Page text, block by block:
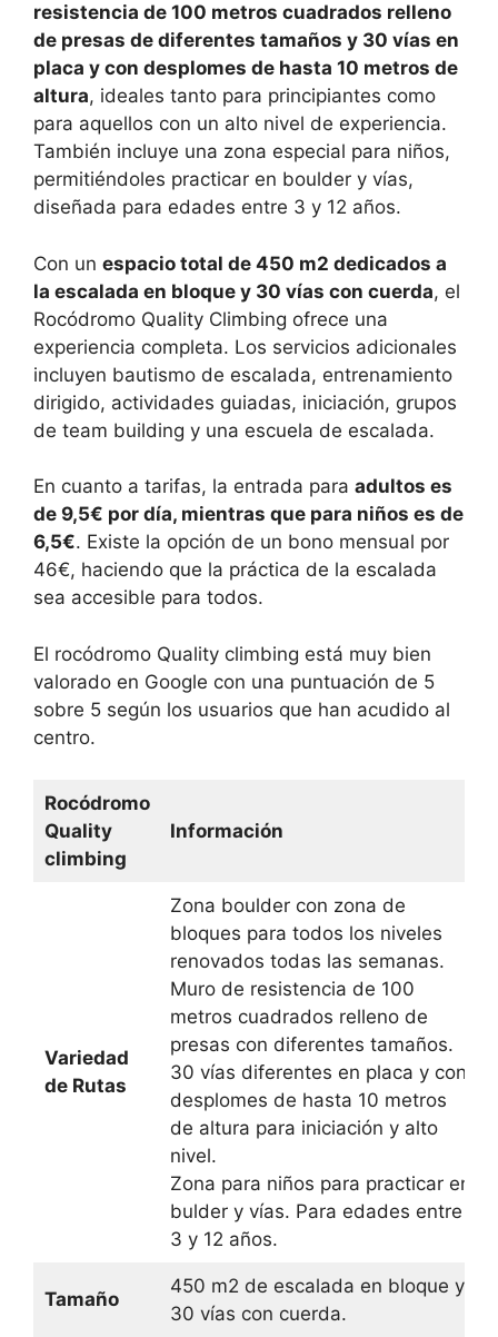
resistencia de 100 metros cuadrados relleno
de presas de diferentes tamaños y 30 vías en
placa y con desplomes de hasta 10 metros de
altura, ideales tanto para principiantes como
para aquellos con un alto nivel de experiencia.
También incluye una zona especial para niños,
permitiéndoles practicar en boulder y vías,
diseñada para edades entre 3 y 12 años.
Con un espacio total de 450 m2 dedicados a
la escalada en bloque y 30 vías con cuerda, el
Rocódromo Quality Climbing ofrece una
experiencia completa. Los servicios adicionales
incluyen bautismo de escalada, entrenamiento
dirigido, actividades guiadas, iniciación, grupos
de team building y una escuela de escalada.
En cuanto a tarifas, la entrada para adultos es
de 9,5€ por día, mientras que para niños es de
6,5€. Existe la opción de un bono mensual por
46€, haciendo que la práctica de la escalada
sea accesible para todos.
El rocódromo Quality climbing está muy bien
valorado en Google con una puntuación de 5
sobre 5 según los usuarios que han acudido al
centro.
Rocódromo
Quality
climbing
Información
Variedad
de Rutas
Zona boulder con zona de
bloques para todos los niveles
renovados todas las semanas.
Muro de resistencia de 100
metros cuadrados relleno de
presas con diferentes tamaños.
30 vías diferentes en placa y con
desplomes de hasta 10 metros
de altura para iniciación y alto
nivel.
Zona para niños para practicar en
bulder y vías. Para edades entre
3 y 12 años.
Tamaño
450 m2 de escalada en bloque y
30 vías con cuerda.